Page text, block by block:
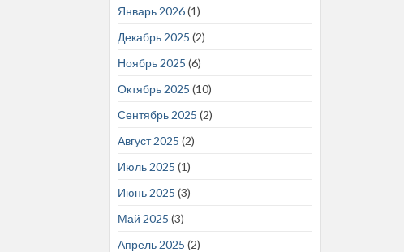
Январь 2026(1)
Декабрь 2025 (2)
Ноябрь 2025 (6)
Октябрь 2025 (10)
Сентябрь 2025 (2)
Август 2025 (2)
Июль 2025 (1)
Июнь 2025 (3)
Май 2025 (3)
Апрель 2025 (2)